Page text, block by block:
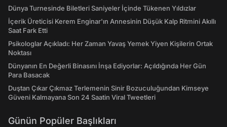
Dünya Turnesinde Biletleri Saniyeler İçinde Tükenen Yıldızlar
İçerik Üreticisi Kerem Enginar'ın Annesinin Düşük Kalp Ritmini Akıllı
Saat Fark Etti
Psikologlar Açıkladı: Her Zaman Yavaş Yemek Yiyen Kişilerin Ortak
Noktası
Dünyanın En Değerli Binasını İnşa Ediyorlar: Açıldığında Her Gün
Para Basacak
Duştan Çıkar Çıkmaz Terlemenin Sinir Bozuculuğundan Kimseye
Güveni Kalmayana Son 24 Saatin Viral Tweetleri
Günün Popüler Başlıkları